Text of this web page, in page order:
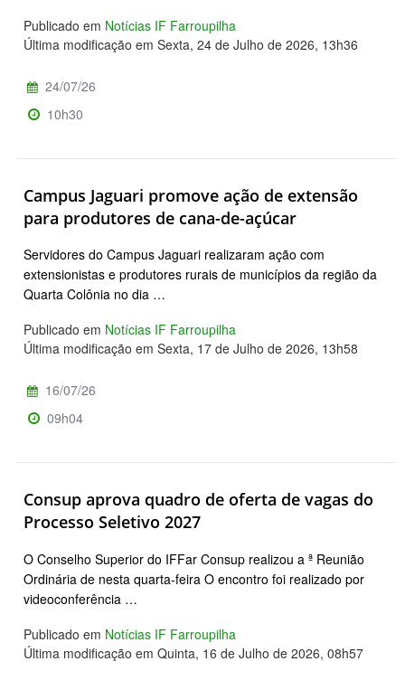
Publicado em Notícias IF Farroupilha
Última modificação em Sexta, 24 de Julho de 2026, 13h36
24/07/26
10h30
Campus Jaguari promove ação de extensão
para produtores de cana-de-açúcar
Servidores do Campus Jaguari realizaram ação com
extensionistas e produtores rurais de municípios da região da
Quarta Colônia no dia …
Publicado em Notícias IF Farroupilha
Última modificação em Sexta, 17 de Julho de 2026, 13h58
16/07/26
09h04
Consup aprova quadro de oferta de vagas do
Processo Seletivo 2027
O Conselho Superior do IFFar Consup realizou a ª Reunião
Ordinária de nesta quarta-feira O encontro foi realizado por
videoconferência …
Publicado em Notícias IF Farroupilha
Última modificação em Quinta, 16 de Julho de 2026, 08h57